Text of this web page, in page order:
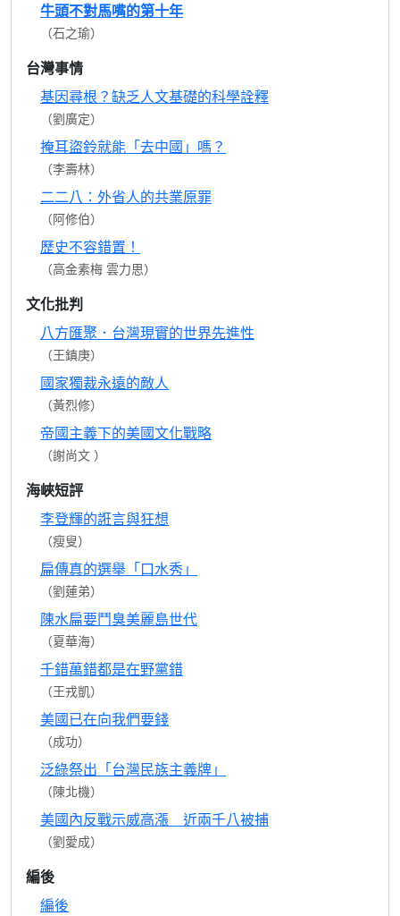
牛頭不對馬嘴的第十年
（石之瑜）
台灣事情
基因尋根？缺乏人文基礎的科學詮釋
（劉廣定）
掩耳盜鈴就能「去中國」嗎？
（李壽林）
二二八：外省人的共業原罪
（阿修伯）
歷史不容錯置！
（高金素梅 雲力思）
文化批判
八方匯聚．台灣現實的世界先進性
（王鎮庚）
國家獨裁永遠的敵人
（黃烈修）
帝國主義下的美國文化戰略
（謝尚文 ）
海峽短評
李登輝的誑言與狂想
（瘦叟）
扁傳真的選舉「口水秀」
（劉蓮弟）
陳水扁要鬥臭美麗島世代
（夏華海）
千錯萬錯都是在野黨錯
（王戎凱）
美國已在向我們要錢
（成功）
泛綠祭出「台灣民族主義牌」
（陳北機）
美國內反戰示威高漲 近兩千八被捕
（劉愛成）
編後
編後